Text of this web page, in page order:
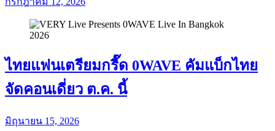
ไทยแฟนเตรียมกรี๊ด 0WAVE คัมแบ็กไทย
จัดคอนเดี่ยว ต.ค. นี้
มิถุนายน 15, 2026